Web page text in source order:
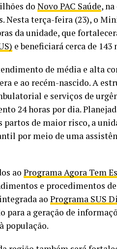
do Novo PAC Saúde,
Nesta terça-feira (23), o
da unidade, que
e beneficiará cerca de
de média e alta
e ao recém-nascido. A
e serviços de
24 horas por dia.
partos de maior risco, a
por meio de uma
ao Programa Agora Tem
e procedimentos
ao Programa SUS
para a geração de
população.